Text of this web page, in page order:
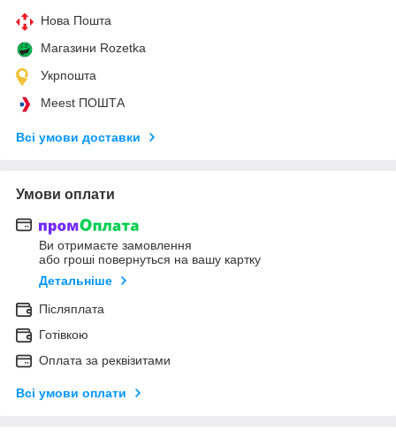
Нова Пошта
Магазини Rozetka
Укрпошта
Meest ПОШТА
Всі умови доставки
Умови оплати
Ви отримаєте замовлення
або гроші повернуться на вашу картку
Детальніше
Післяплата
Готівкою
Оплата за реквізитами
Всі умови оплати